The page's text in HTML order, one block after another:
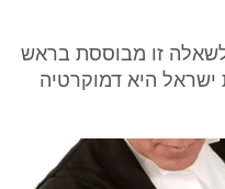
זו מבוססת בראש
ישראל היא דמוקרטיה